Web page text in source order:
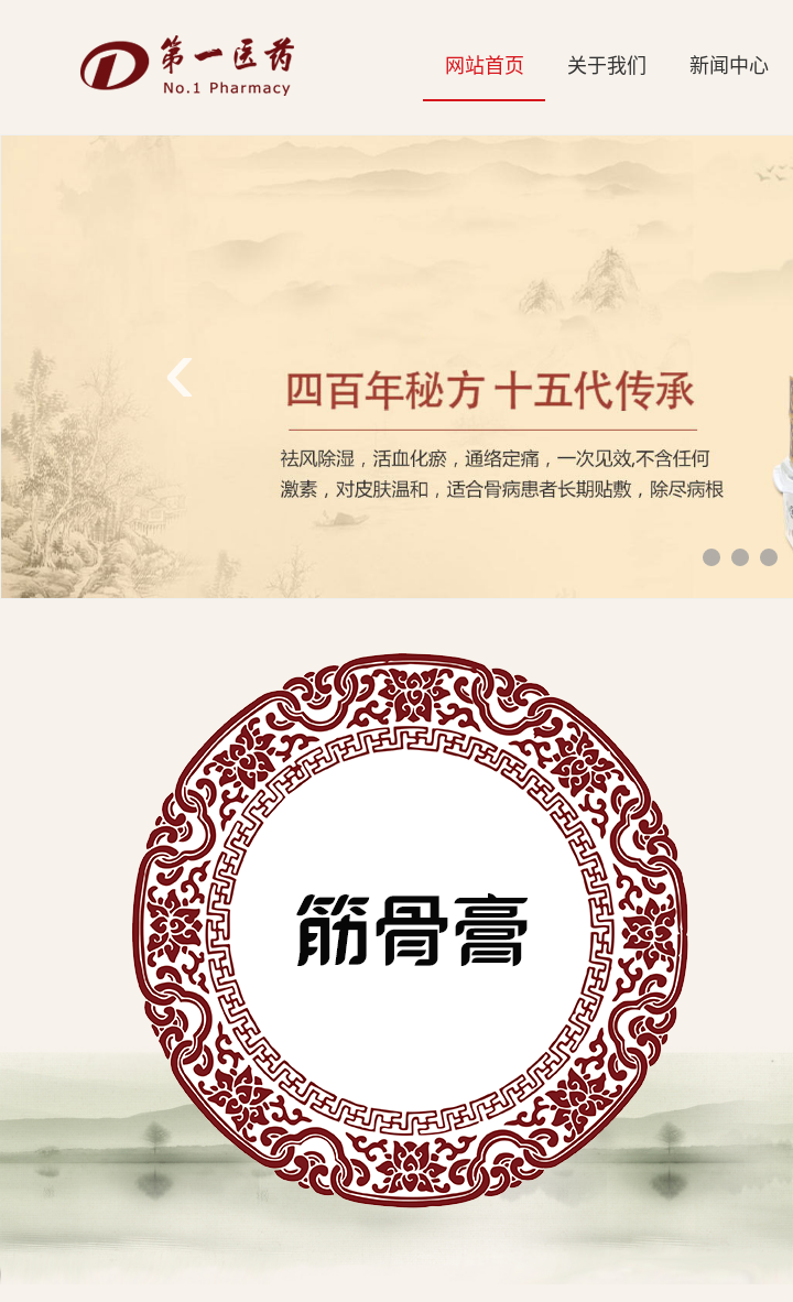
网
科
技
发
展
有
业
牌
网站首页 关于我们 新闻中心
‹
查看详情